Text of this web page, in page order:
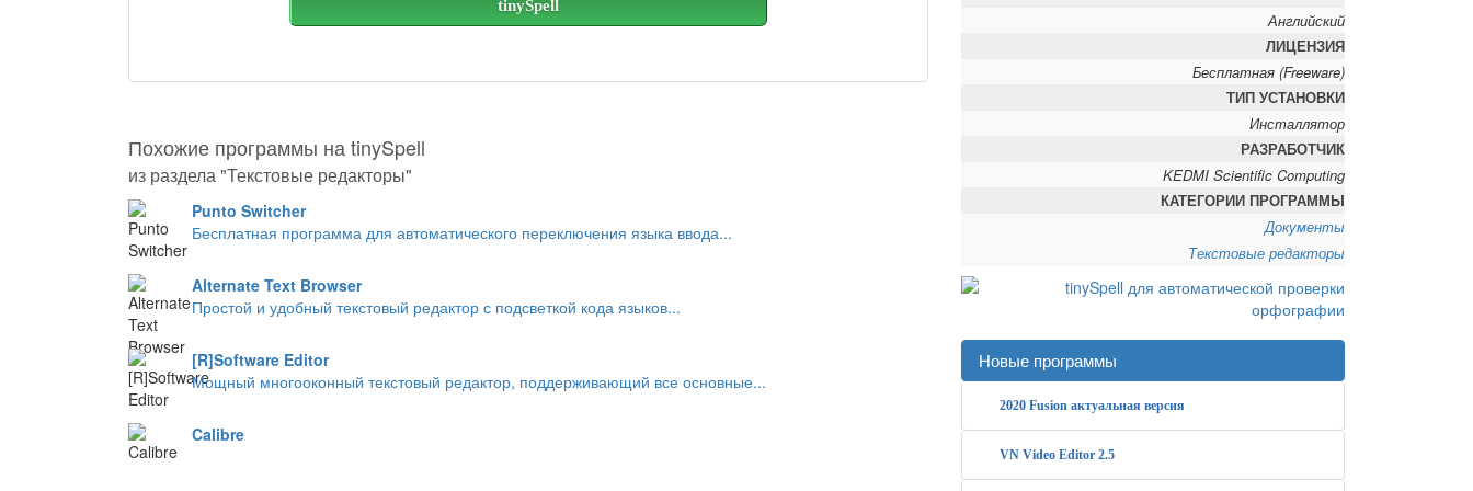
tinySpell
Похожие программы на tinySpell
из раздела "Текстовые редакторы"
Punto Switcher
Бесплатная программа для автоматического переключения языка ввода...
Alternate Text Browser
Простой и удобный текстовый редактор с подсветкой кода языков...
[R]Software Editor
Мощный многооконный текстовый редактор, поддерживающий все основные...
Calibre
Английский
ЛИЦЕНЗИЯ
Бесплатная (Freeware)
ТИП УСТАНОВКИ
Инсталлятор
РАЗРАБОТЧИК
KEDMI Scientific Computing
КАТЕГОРИИ ПРОГРАММЫ
Документы
Текстовые редакторы
Новые программы
2020 Fusion актуальная версия
VN Video Editor 2.5